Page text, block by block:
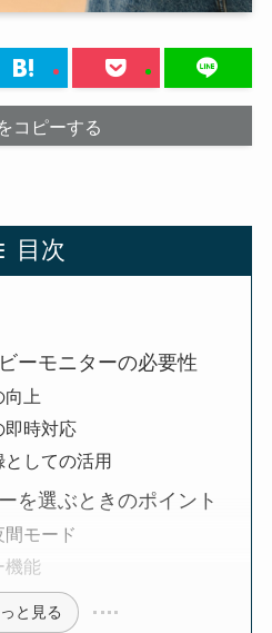
コピーする
目次
ーモニターの必要性
向上
即時対応
しての活用
を選ぶときのポイント
間モード
機能
と見る